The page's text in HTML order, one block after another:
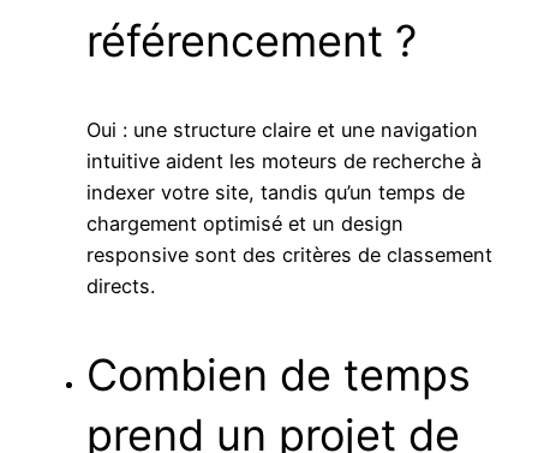
référencement ?
Oui : une structure claire et une navigation
intuitive aident les moteurs de recherche à
indexer votre site, tandis qu’un temps de
chargement optimisé et un design
responsive sont des critères de classement
directs.
Combien de temps
prend un projet de